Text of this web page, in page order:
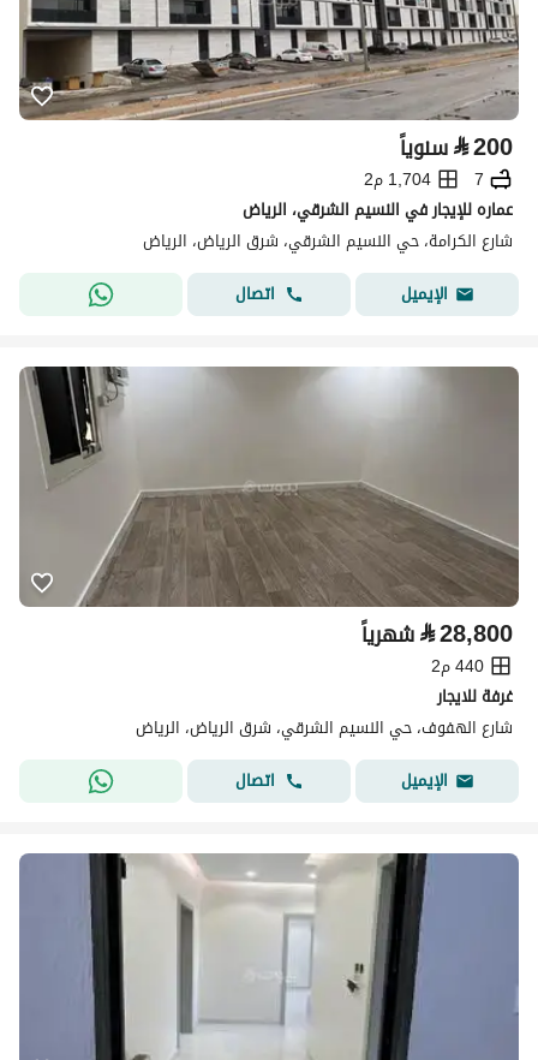
⃁200 سنوياً
7
1,704 م2
عماره للإيجار في النسيم الشرقي، الرياض
شارع الكرامة، حي النسيم الشرقي، شرق الرياض، الرياض
الإيميل
اتصال
⃁28,800 شهرياً
440 م2
غرفة للايجار
شارع الهفوف، حي النسيم الشرقي، شرق الرياض، الرياض
الإيميل
اتصال